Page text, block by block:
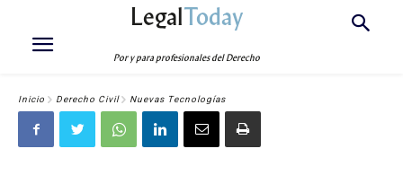
LegalToday
Por y para profesionales del Derecho
Inicio Derecho Civil Nuevas Tecnologías